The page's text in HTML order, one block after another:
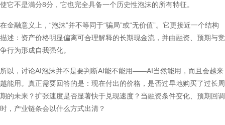
使它不是满分8分，它也完全具备一个历史性泡沫的所有特征。
在金融意义上，“泡沫”并不等同于“骗局”或“无价值”。它更接近一个结构
描述：资产价格明显偏离可合理解释的长期现金流，并由融资、预期与竞
争行为形成自我强化。
所以，讨论AI泡沫并不是要判断AI能不能用——AI当然能用，而且会越来
越能用。真正需要回答的是：现在付出的价格，是否过早地购买了过长周
期的未来？扩张速度是否显著快于兑现速度？当融资条件变化、预期回调
时，产业链条会以什么方式出清？